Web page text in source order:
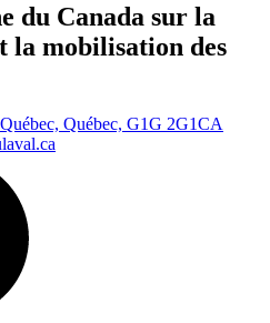
du Canada sur la
la mobilisation des
Québec, Québec, G1G 2G1CA